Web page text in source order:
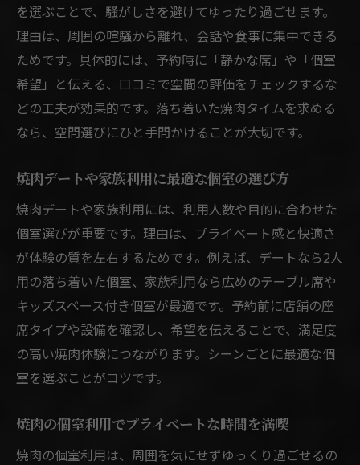
を選ぶことで、騒がしさを避けてゆったり過ごせます。
理由は、周囲の喧騒から離れ、会話や食事に集中できる
ためです。具体的には、予約時に「静かな席」や「個室
希望」と伝える、口コミで空間の評価をチェックするな
どの工夫が効果的です。落ち着いた焼肉タイムを求める
なら、空間選びにひと手間かけることが大切です。
焼肉デートや家族利用に最適な個室の選び方
焼肉デートや家族利用には、利用人数や目的に合わせた
個室選びが重要です。理由は、プライベート感と快適さ
が体験の質を左右するためです。例えば、デートなら2人
用の落ち着いた個室、家族利用なら広めのテーブル席や
キッズスペース付き個室が最適です。予約前に店舗の座
席タイプや設備を確認し、希望を伝えることで、満足度
の高い焼肉体験につながります。シーンごとに最適な個
室を選ぶことがコツです。
焼肉の個室利用でプライベートな時間を満喫
焼肉の個室利用は、周囲を気にせずゆっくり過ごせるの